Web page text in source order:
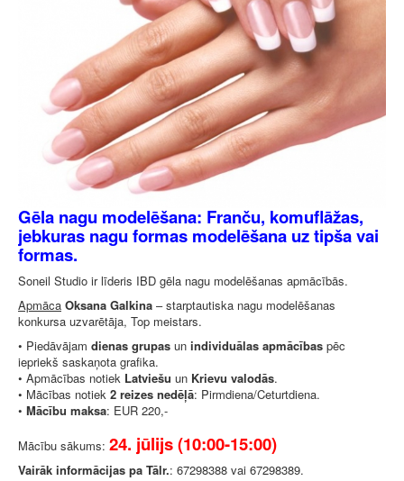
Gēla nagu modelēšana: Franču, komuflāžas,
jebkuras nagu formas modelēšana uz tipša vai
formas.
Soneil Studio ir līderis IBD gēla nagu modelēšanas apmācībās.
Apmāca Oksana Galkina – starptautiska nagu modelēšanas
konkursa uzvarētāja, Top meistars.
• Piedāvājam dienas grupas un individuālas apmācības pēc
iepriekš saskaņota grafika.
• Apmācības notiek Latviešu un Krievu valodās.
• Mācības notiek 2 reizes nedēļā: Pirmdiena/Ceturtdiena.
• Mācību maksa: EUR 220,-
Mācību sākums: 24. jūlijs (10:00-15:00)
Vairāk informācijas pa Tālr.: 67298388 vai 67298389.